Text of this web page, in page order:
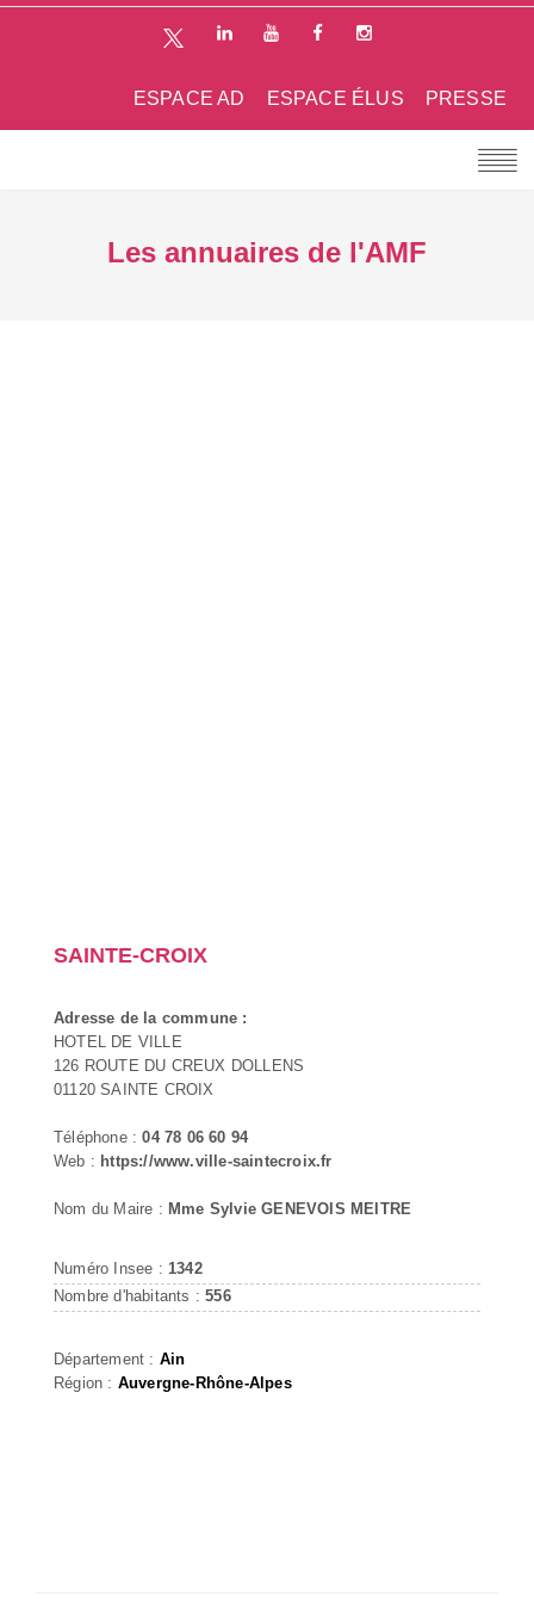
PRESSE
ESPACE ÉLUS
ESPACE AD
Les annuaires de l'AMF
SAINTE-CROIX
Adresse de la commune :
HOTEL DE VILLE
126 ROUTE DU CREUX DOLLENS
01120 SAINTE CROIX
Téléphone :04 78 06 60 94
Web : https://www.ville-saintecroix.fr
Nom du Maire : Mme Sylvie GENEVOIS MEITRE
Numéro Insee : 1342
Nombre d'habitants :556
Département : Ain
Région : Auvergne-Rhône-Alpes